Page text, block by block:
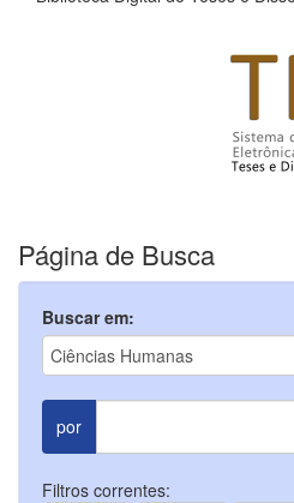
Página de Busca
Buscar em:
por
Filtros correntes: